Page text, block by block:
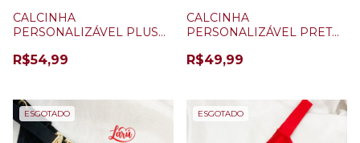
CALCINHA
PERSONALIZÁVEL PLUS
LETRAS
R$54,99
CALCINHA
PERSONALIZÁVEL PRETO
R$49,99
ESGOTADO ESGOTADO